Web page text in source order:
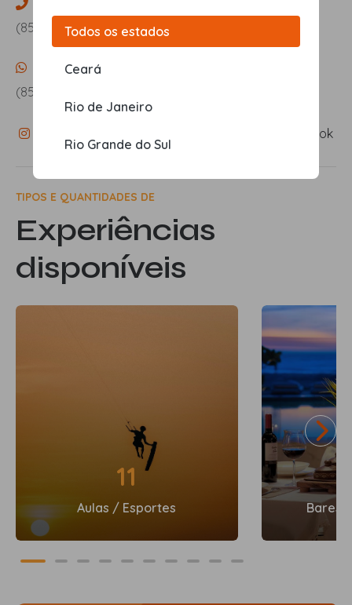
Todos os estados
Ceará
Rio de Janeiro
Rio Grande do Sul
(85) 98671-4556
Whatsapp
(85) 98671-4556
Facebook
TIPOS E QUANTIDADES DE
Experiências
disponíveis
11
Aulas / Esportes Bares